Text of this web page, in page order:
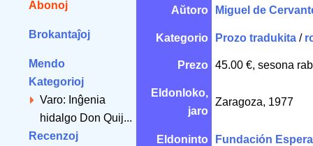
Abonoj
Brokantaĵoj
Mendo
Kategorioj
Varo: Inĝenia
hidalgo Don Quij...
Recenzoj
Aŭtoro Miguel de
Kategorio Prozo tradukita /
Prezo 45.00 €, sesona
Eldonloko,
jaro
Zaragoza, 1977
Eldoninto Fundación